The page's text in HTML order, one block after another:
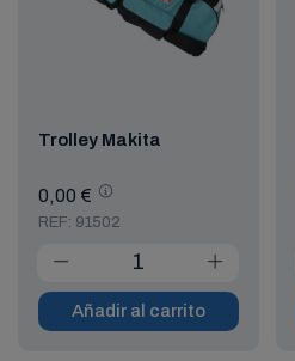
Trolley Makita
0,00 €
REF: 91502
Añadir al carrito